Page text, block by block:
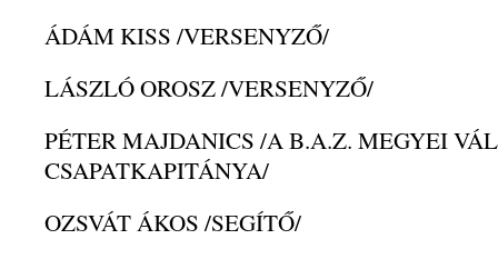
ÁDÁM KISS /VERSENYZŐ/
LÁSZLÓ OROSZ/VERSENYZŐ/
PÉTER MAJDANICS /A B.A.Z. MEGYEI
CSAPATKAPITÁNYA/
OZSVÁT ÁKOS /SEGÍTŐ/